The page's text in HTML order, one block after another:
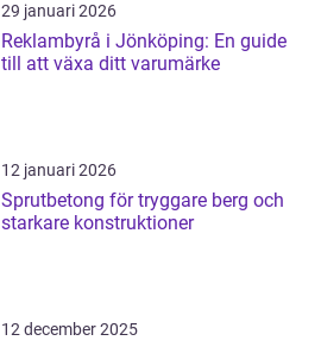
29 januari 2026
Reklambyrå i Jönköping: En guide
till att växa ditt varumärke
12 januari 2026
Sprutbetong för tryggare berg och
starkare konstruktioner
12 december 2025